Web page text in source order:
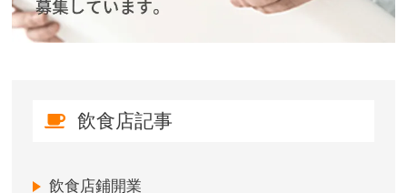
飲食店記事
飲食店鋪開業